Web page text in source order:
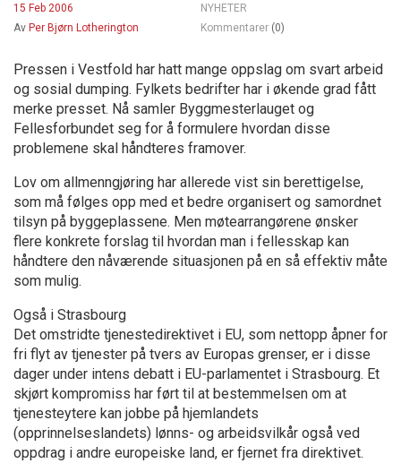
15 Feb 2006
NYHETER
Av Per Bjørn Lotherington Kommentarer (0)
Pressen i Vestfold har hatt mange oppslag om svart arbeid
og sosial dumping. Fylkets bedrifter har i økende grad fått
merke presset. Nå samler Byggmesterlauget og
Fellesforbundet seg for å formulere hvordan disse
problemene skal håndteres framover.
Lov om allmenngjøring har allerede vist sin berettigelse,
som må følges opp med et bedre organisert og samordnet
tilsyn på byggeplassene. Men møtearrangørene ønsker
flere konkrete forslag til hvordan man i fellesskap kan
håndtere den nåværende situasjonen på en så effektiv måte
som mulig.
Også i Strasbourg
Det omstridte tjenestedirektivet i EU, som nettopp åpner for
fri flyt av tjenester på tvers av Europas grenser, er i disse
dager under intens debatt i EU-parlamentet i Strasbourg. Et
skjørt kompromiss har ført til at bestemmelsen om at
tjenesteytere kan jobbe på hjemlandets
(opprinnelseslandets) lønns- og arbeidsvilkår også ved
oppdrag i andre europeiske land, er fjernet fra direktivet.